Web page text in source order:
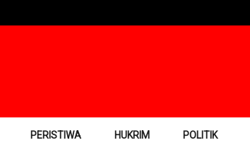
PERISTIWA HUKRIM POLITIK